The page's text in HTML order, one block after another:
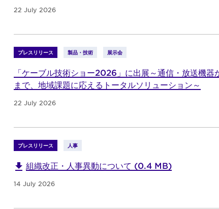
22 July 2026
プレスリリース 製品・技術 展示会
「ケーブル技術ショー2026」に出展～通信・放送機器
まで、地域課題に応えるトータルソリューション～
22 July 2026
プレスリリース 人事
組織改正・人事異動について (0.4 MB)
14 July 2026